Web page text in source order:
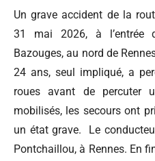
Un grave accident de la
31 mai 2026, à l’entrée
Bazouges, au nord de
24 ans, seul impliqué, a
roues avant de percuter
mobilisés, les secours ont
un état grave. Le
Pontchaillou, à Rennes. En